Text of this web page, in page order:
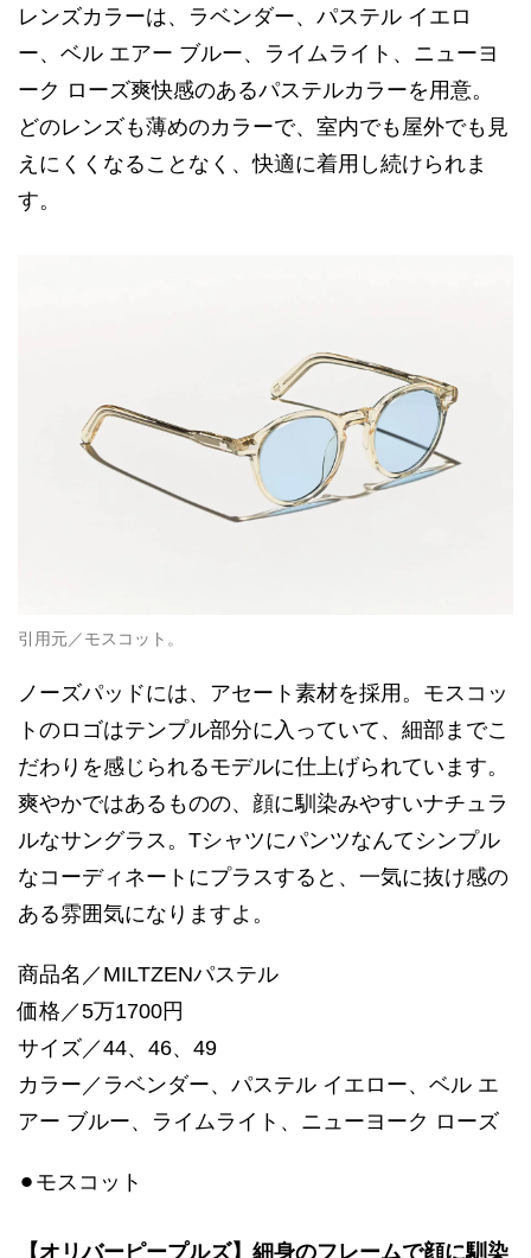
レンズカラーは、ラベンダー、パステル イエロ
ー、ベル エアー ブルー、ライムライト、ニューヨ
ーク ローズ爽快感のあるパステルカラーを用意。
どのレンズも薄めのカラーで、室内でも屋外でも見
えにくくなることなく、快適に着用し続けられま
す。
引用元／モスコット。
ノーズパッドには、アセート素材を採用。モスコッ
トのロゴはテンプル部分に入っていて、細部までこ
だわりを感じられるモデルに仕上げられています。
爽やかではあるものの、顔に馴染みやすいナチュラ
ルなサングラス。Tシャツにパンツなんてシンプル
なコーディネートにプラスすると、一気に抜け感の
ある雰囲気になりますよ。
商品名／MILTZENパステル
価格／5万1700円
サイズ／44、46、49
カラー／ラベンダー、パステル イエロー、ベル エ
アー ブルー、ライムライト、ニューヨーク ローズ
⚫︎モスコット
【オリバーピープルズ】細身のフレームで顔に馴染